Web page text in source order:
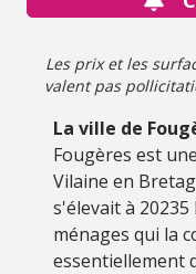
Les prix et les
valent pas
La ville de
Fougères est
Vilaine en
s'élevait à 20235
ménages qui la
essentiellement